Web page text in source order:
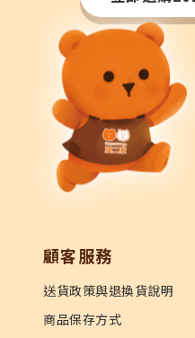
顧客服務
送貨政策與退換貨說明
商品保存方式